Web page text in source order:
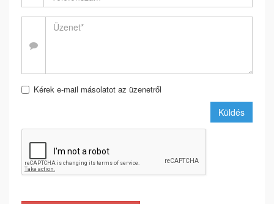
Kérek e-mail másolatot az üzenetről
Küldés